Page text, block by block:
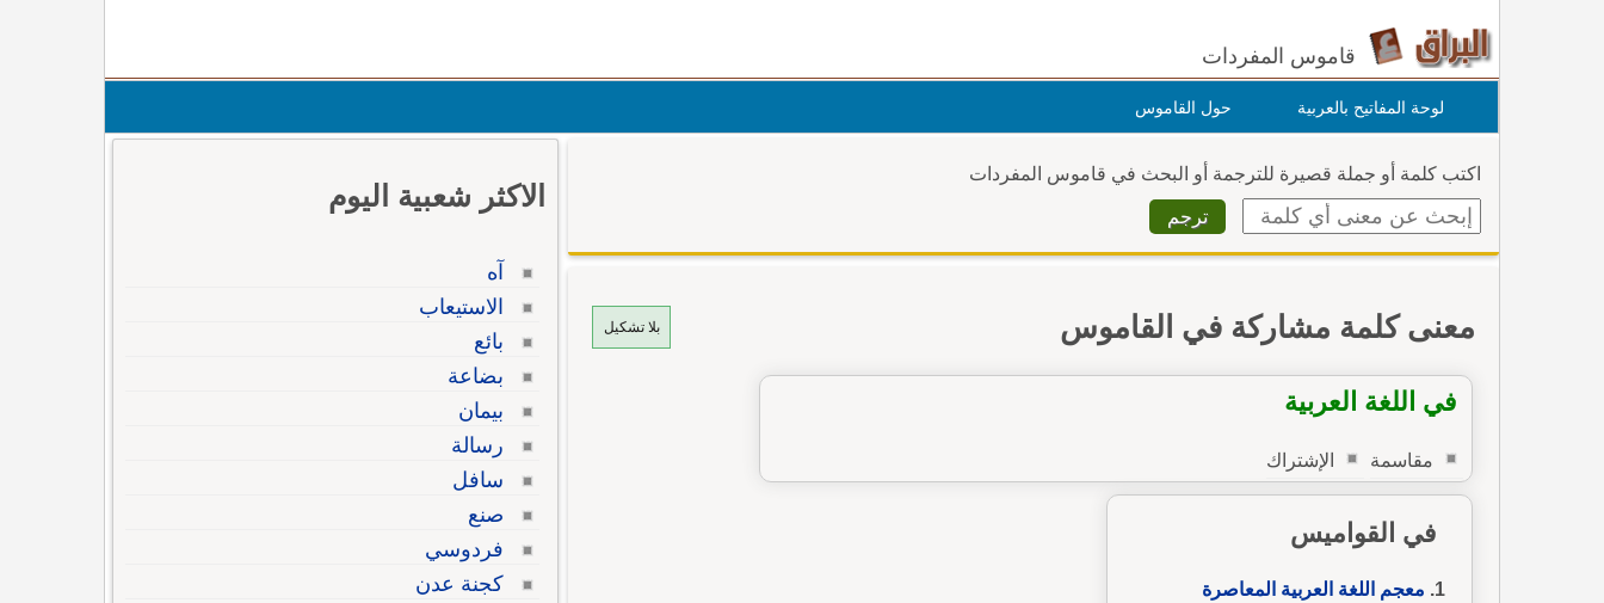
قاموس المفردات
لوحة المفاتيح بالعربية حول القاموس
اكتب كلمة أو جملة قصيرة للترجمة أو البحث في قاموس المفردات
بلا تشكيل معنى كلمة مشاركة في القاموس
في اللغة العربية
مقاسمة الإشتراك
في القواميس
معجم اللغة العربية المعاصرة
الاكثر شعبية اليوم
آه
الاستيعاب
بائع
بضاعة
بيمان
رسالة
سافل
صنع
فردوسي
كجنة عدن